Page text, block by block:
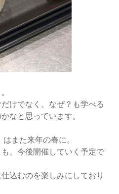
けでなく、なぜ？も学べる
なと思っています。
また来年の春に。
、今後開催していく予定で
込むのを楽しみにしており